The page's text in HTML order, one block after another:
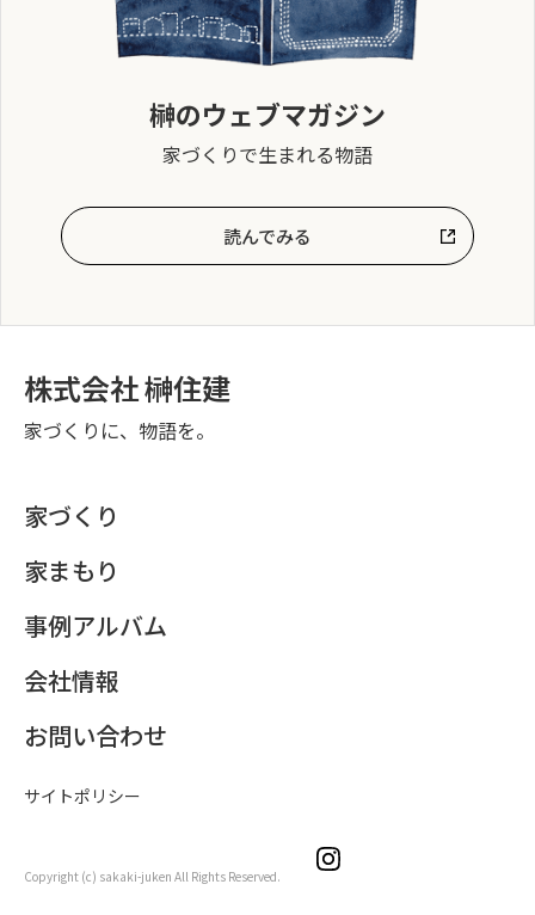
榊のウェブマガジン
家づくりで生まれる物語
読んでみる
株式会社 榊住建
家づくりに、物語を。
家づくり
家まもり
事例アルバム
会社情報
お問い合わせ
サイトポリシー
Copyright (c) sakaki-juken All Rights Reserved.